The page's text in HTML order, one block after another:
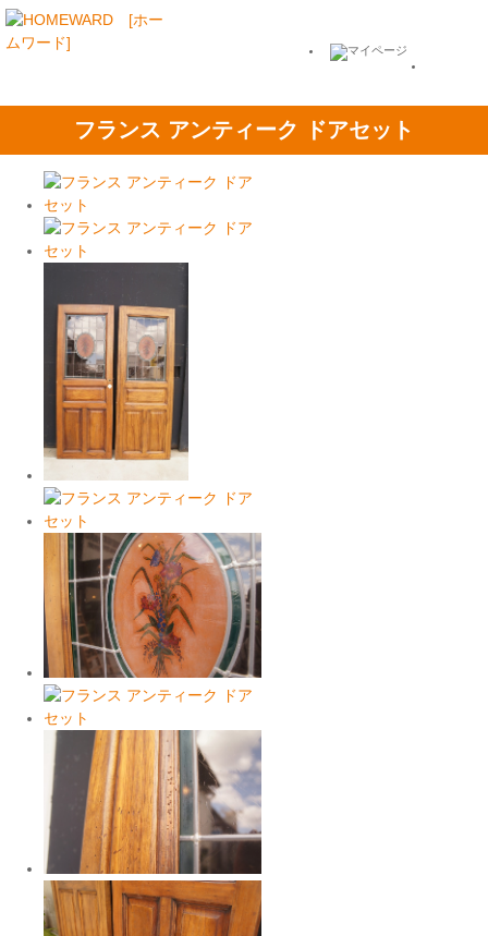
フランス アンティーク ドアセット